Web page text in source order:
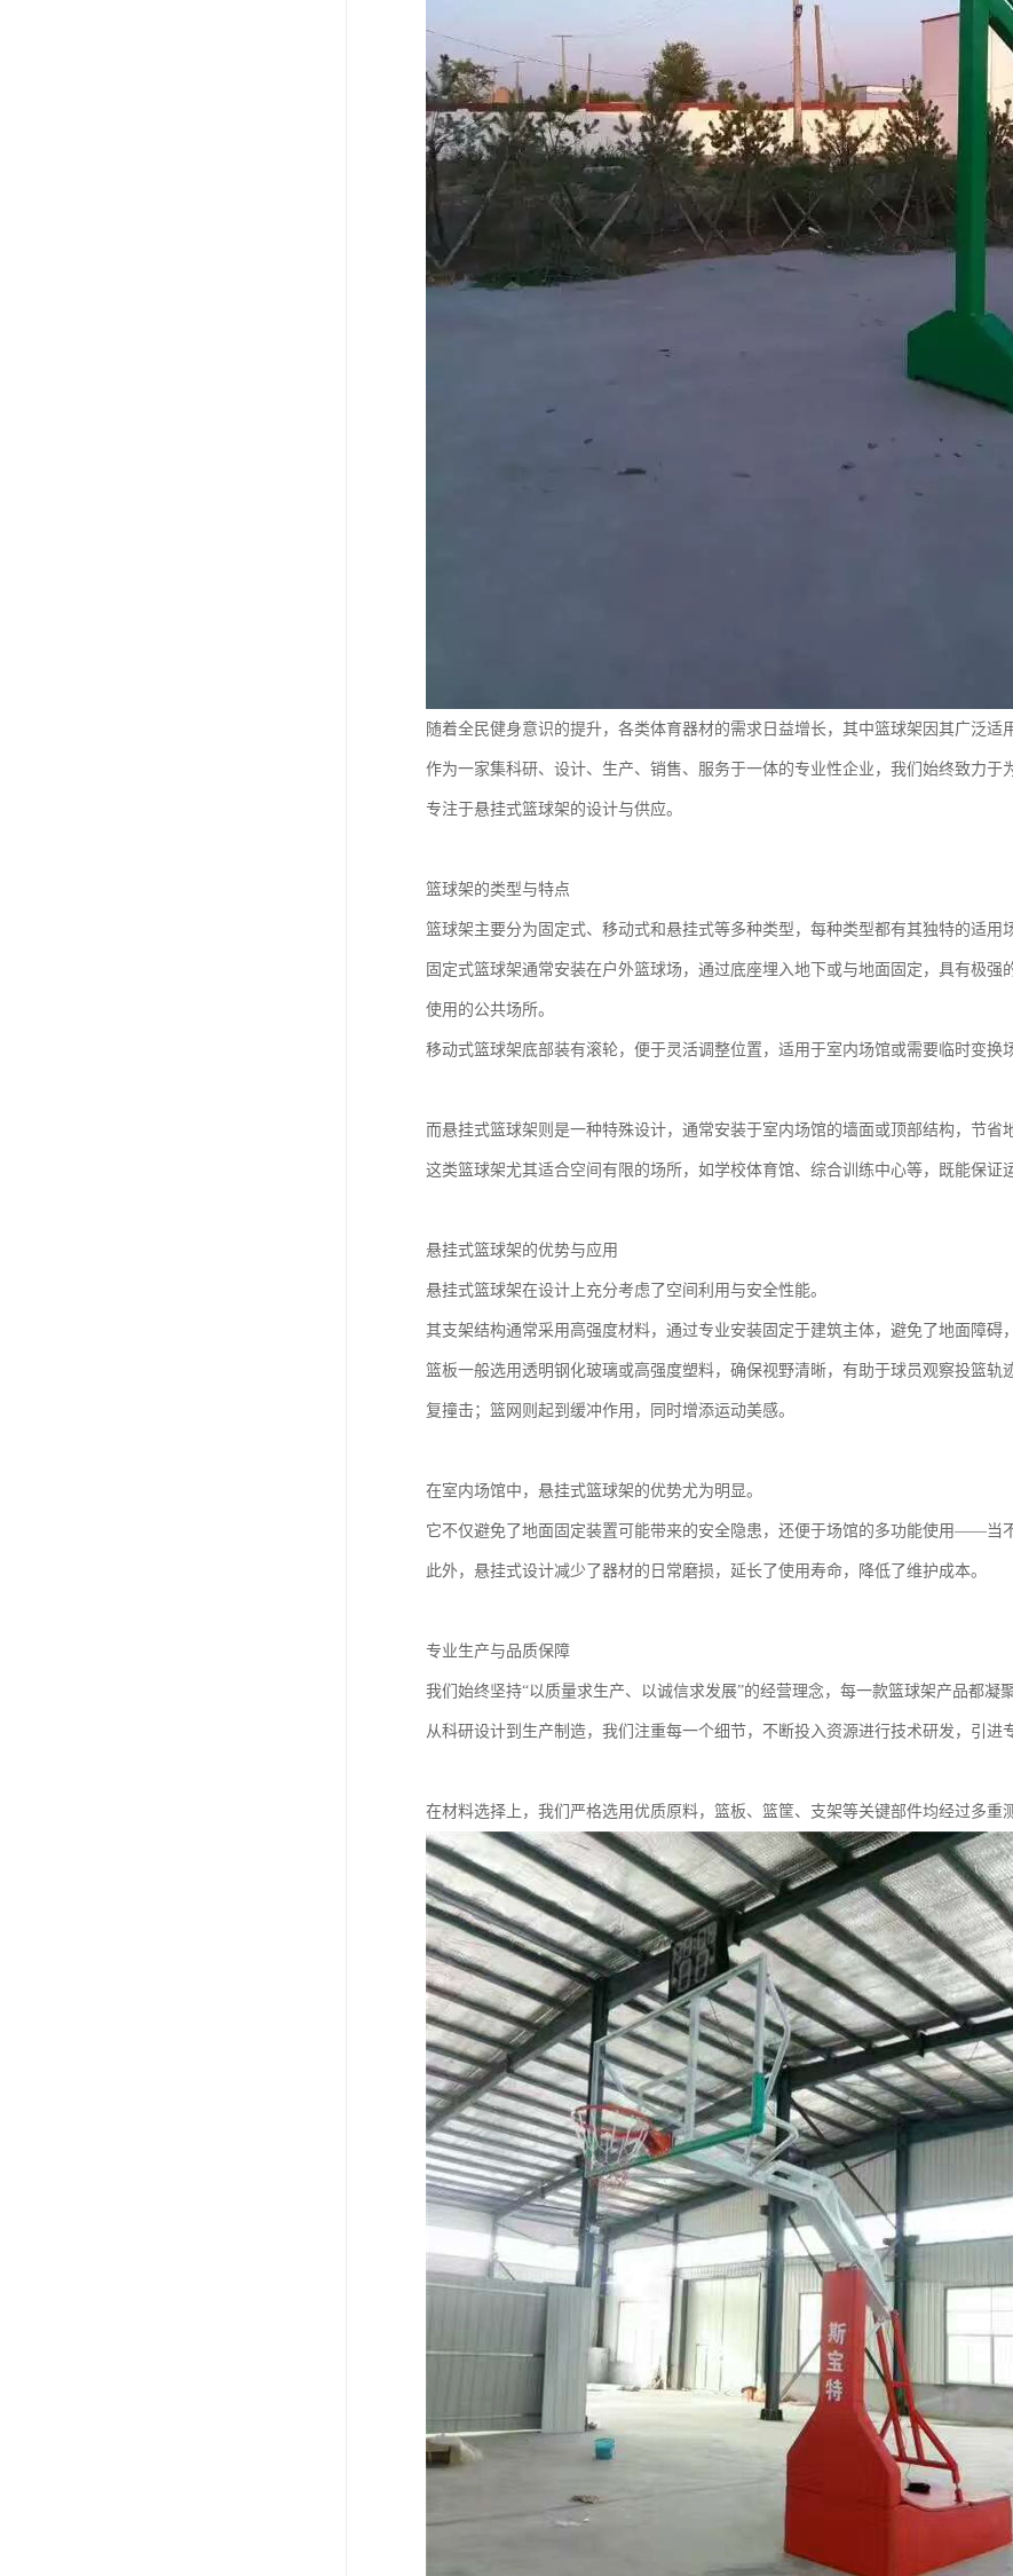
随着全民健身意识的提升，各类体育器材的需求日益增长，其中篮球架因其广泛适
作为一家集科研、设计、生产、销售、服务于一体的专业性企业，我们始终致力
专注于悬挂式篮球架的设计与供应。
篮球架的类型与特点
篮球架主要分为固定式、移动式和悬挂式等多种类型，每种类型都有其独特的适用
固定式篮球架通常安装在户外篮球场，通过底座埋入地下或与地面固定，具有极
使用的公共场所。
移动式篮球架底部装有滚轮，便于灵活调整位置，适用于室内场馆或需要临时变换
而悬挂式篮球架则是一种特殊设计，通常安装于室内场馆的墙面或顶部结构，节省
这类篮球架尤其适合空间有限的场所，如学校体育馆、综合训练中心等，既能保证
悬挂式篮球架的优势与应用
悬挂式篮球架在设计上充分考虑了空间利用与安全性能。
其支架结构通常采用高强度材料，通过专业安装固定于建筑主体，避免了地面障碍
篮板一般选用透明钢化玻璃或高强度塑料，确保视野清晰，有助于球员观察投篮轨
复撞击；篮网则起到缓冲作用，同时增添运动美感。
在室内场馆中，悬挂式篮球架的优势尤为明显。
它不仅避免了地面固定装置可能带来的安全隐患，还便于场馆的多功能使用——当
此外，悬挂式设计减少了器材的日常磨损，延长了使用寿命，降低了维护成本。
专业生产与品质保障
我们始终坚持“以质量求生产、以诚信求发展”的经营理念，每一款篮球架产品都凝
从科研设计到生产制造，我们注重每一个细节，不断投入资源进行技术研发，引进
在材料选择上，我们严格选用优质原料，篮板、篮筐、支架等关键部件均经过多重